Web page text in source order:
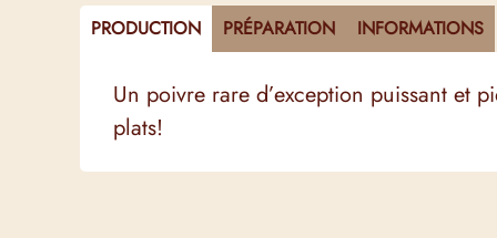
PRODUCTION PRÉPARATION INFORMATIONS
Un poivre rare d’exception puissant et
plats!